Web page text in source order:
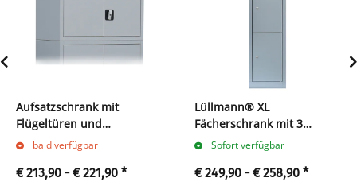
Aufsatzschrank mit
Flügeltüren und
Zylinderschloss mit
mm
bald verfügbar
€ 213,90 -€ 221,90 *
Lüllmann® XL
Fächerschrank mit 3
Fächern
Sofort verfügbar
€ 249,90 -€ 258,90 *